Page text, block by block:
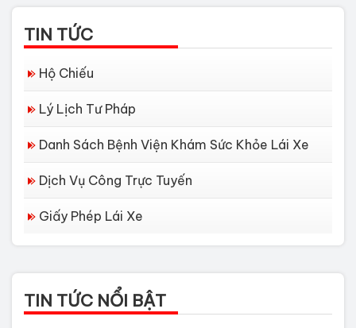
TIN TỨC
Hộ Chiếu
Lý Lịch Tư Pháp
Danh Sách Bệnh Viện Khám Sức Khỏe Lái Xe
Dịch Vụ Công Trực Tuyến
Giấy Phép Lái Xe
TIN TỨC NỔI BẬT